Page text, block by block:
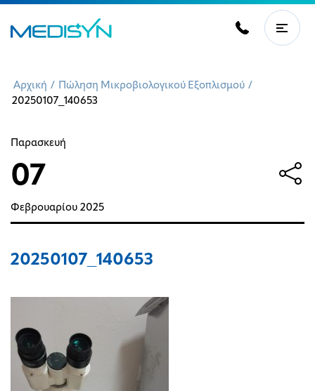
Αρχική / Πώληση Μικροβιολογικού Εξοπλισμού /
20250107_140653
Παρασκευή
07
Φεβρουαρίου 2025
20250107_140653